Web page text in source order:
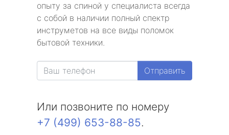
опыту за спиной у специалиста всегда
с собой в наличии полный спектр
инструметов на все виды поломок
бытовой техники.
Отправить
Или позвоните по номеру
+7 (499) 653-88-85.